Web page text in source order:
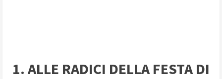
1. ALLE RADICI DELLA FESTA DI